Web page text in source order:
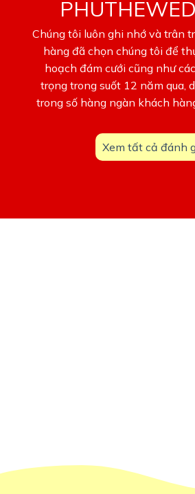
Chúng tôi luôn ghi nhớ và trân
hàng đã chọn chúng tôi để
hoạch đám cưới cũng như
trọng trong suốt 12 năm qua,
trong số hàng ngàn khách
Xem tất cả đánh